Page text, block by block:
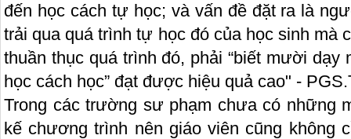
đến học cách tự học; và vấn đề đặt ra là
trải qua quá trình tự học đó của học sinh mà
thuần thục quá trình đó, phải “biết mười dạy
học cách học” đạt được hiệu quả cao" -
Trong các trường sư phạm chưa có những
kế chương trình nên giáo viên cũng không